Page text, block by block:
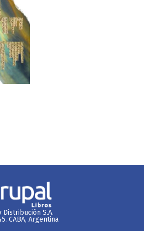
Distribución S.A.
CABA, Argentina